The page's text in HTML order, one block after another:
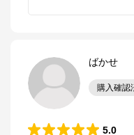
ばかせ
購入確認
5.0